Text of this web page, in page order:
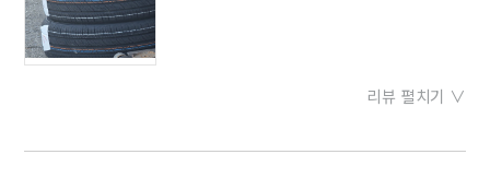
리뷰 펼치기 ∨